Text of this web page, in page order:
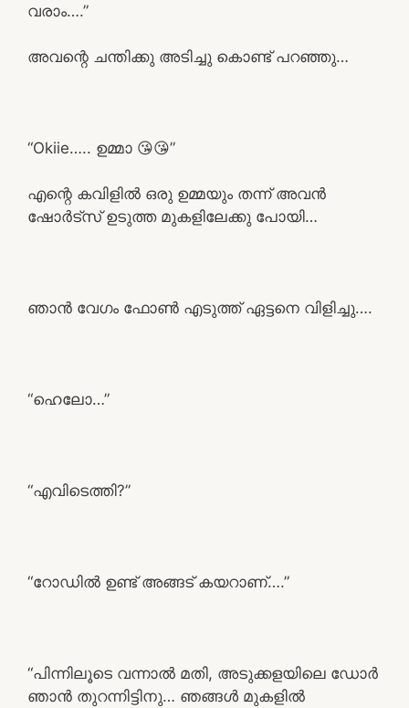
വരാം….”
അവന്റെ ചന്തിക്കു അടിച്ചു കൊണ്ട് പറഞ്ഞു…
“Okiie….. ഉമ്മാ 😘😘”
എന്റെ കവിളിൽ ഒരു ഉമ്മയും തന്ന് അവൻ
ഷോർട്സ് ഉടുത്ത മുകളിലേക്കു പോയി…
ഞാൻ വേഗം ഫോൺ എടുത്ത് ഏട്ടനെ വിളിച്ചു….
“ഹെലോ…”
“എവിടെത്തി?”
“റോഡിൽ ഉണ്ട് അങ്ങട് കയറാണ്….”
“പിന്നിലൂടെ വന്നാൽ മതി, അടുക്കളയിലെ ഡോർ
ഞാൻ തുറന്നിട്ടിനു… ഞങ്ങൾ മുകളിൽ